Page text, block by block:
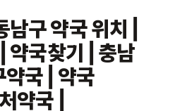
구 약국 위치 |
약국찾기 | 충남
약국 | 약국
약국 |